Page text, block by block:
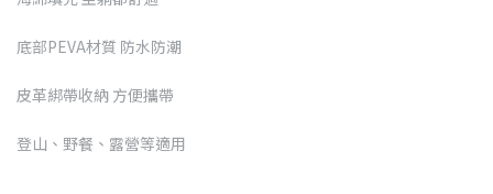
底部PEVA材質 防水防潮
皮革綁帶收納 方便攜帶
登山、野餐、露營等適用